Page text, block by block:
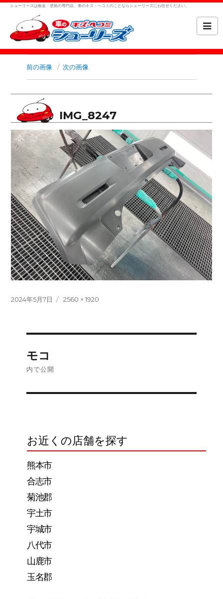
シューリーズは板金・塗装の専門店。車のキズ・ヘコミのことならシューリーズにお任せください。
前の画像 次の画像
IMG_8247
投
2024年5月7日
フ
2560 × 1920
稿
ー
シ
ョ
ン
モコ
内で公開
お近くの店舗を探す
熊本市
合志市
菊池郡
宇土市
宇城市
八代市
山鹿市
玉名郡